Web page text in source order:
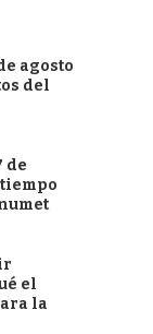
agosto
del
de
el
la